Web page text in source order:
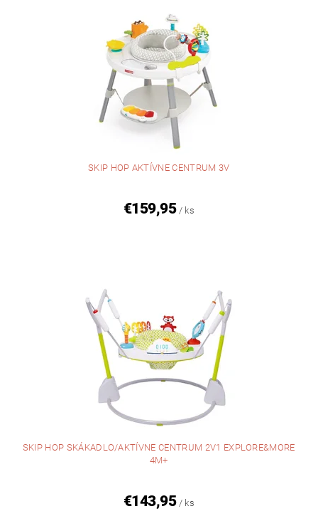
SKIP HOP AKTÍVNE CENTRUM 3V
€159,95 / ks
SKIP HOP SKÁKADLO/AKTÍVNE CENTRUM 2V1 EXPLORE&MORE
4M+
€143,95 / ks